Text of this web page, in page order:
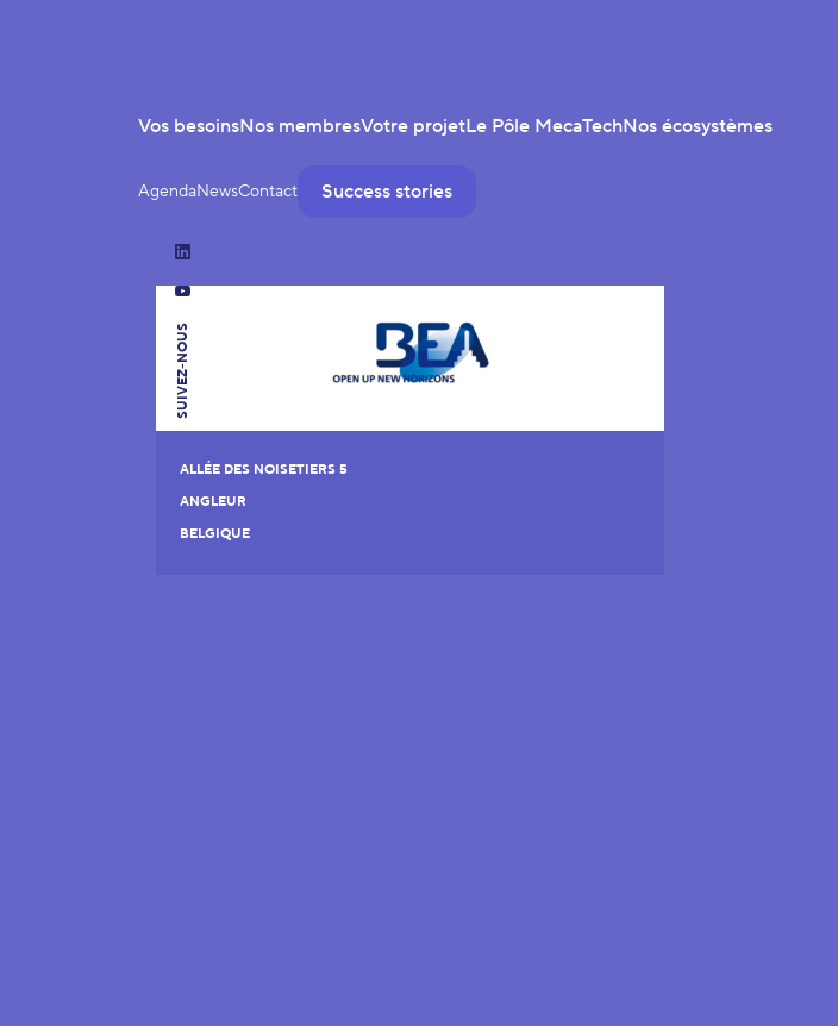
Vos besoinsNos membresVotre projetLe Pôle MecaTechNos écosystèmes
AgendaNewsContact Success stories
SUIVEZ-NOUS
LinkedIn
ALLÉE DES NOISETIERS 5
ANGLEUR
BELGIQUE